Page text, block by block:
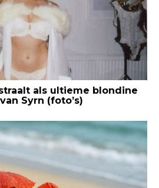
als ultieme blondine
Syrn (foto’s)